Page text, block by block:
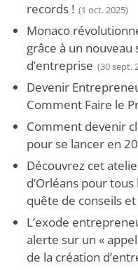
records ! (1 oct. 2025)
Monaco
grâce à un
d’entreprise (30 sept.
Devenir
Comment Faire le
Comment devenir
pour se lancer en
Découvrez cet
d’Orléans pour
quête de conseils et
L’exode
alerte sur un «
de la création